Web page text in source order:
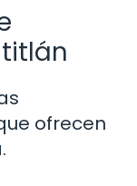
ofrecen